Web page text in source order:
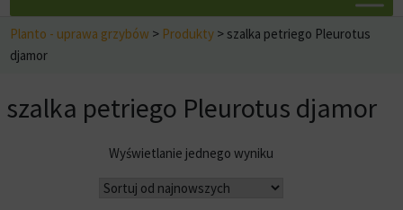
Planto - uprawa grzybów > Produkty > szalka petriego Pleurotus
djamor
szalka petriego Pleurotus djamor
Wyświetlanie jednego wyniku